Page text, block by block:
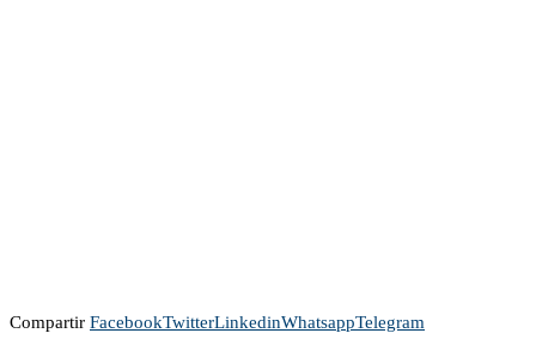
Compartir FacebookTwitterLinkedinWhatsappTelegram